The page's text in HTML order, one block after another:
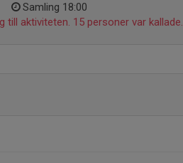
Samling 18:00
till aktiviteten. 15 personer var kallade.